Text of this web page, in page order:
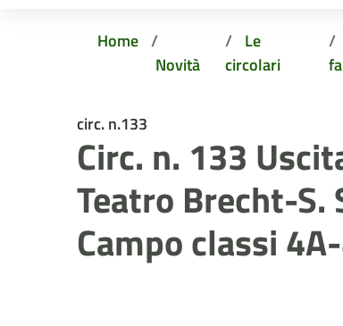
Home
Novità
Le
circolari
circ. n.133
Circ. n. 133
Teatro Brecht-
Campo classi